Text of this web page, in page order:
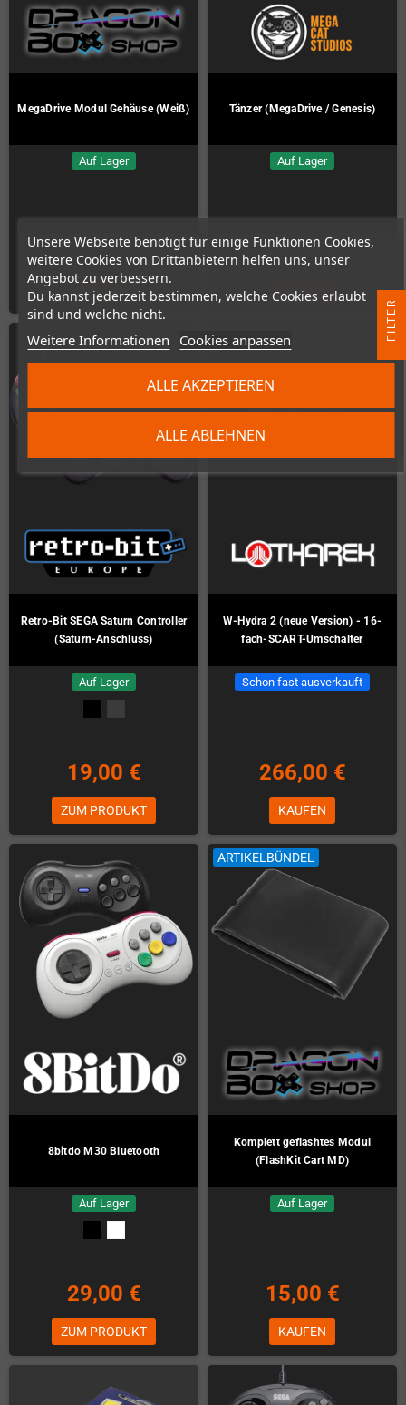
Unsere Webseite benötigt für einige Funktionen Cookies,
weitere Cookies von Drittanbietern helfen uns, unser
Angebot zu verbessern.
Du kannst jederzeit bestimmen, welche Cookies erlaubt
sind und welche nicht.
Weitere Informationen Cookies anpassen
ALLE ABLEHNEN
ALLE AKZEPTIEREN
MegaDrive Modul Gehäuse (Weiß)
Auf Lager
2,50 €
KAUFEN
Tänzer (MegaDrive / Genesis)
Auf Lager
49,00 €
KAUFEN
Retro-Bit SEGA Saturn Controller
(Saturn-Anschluss)
Auf Lager
19,00 €
ZUM PRODUKT
W-Hydra 2 (neue Version) - 16-
fach-SCART-Umschalter
Schon fast ausverkauft
266,00 €
KAUFEN
8bitdo M30 Bluetooth
Auf Lager
29,00 €
ZUM PRODUKT
ARTIKELBÜNDEL
Komplett geflashtes Modul
(FlashKit Cart MD)
Auf Lager
15,00 €
KAUFEN
R